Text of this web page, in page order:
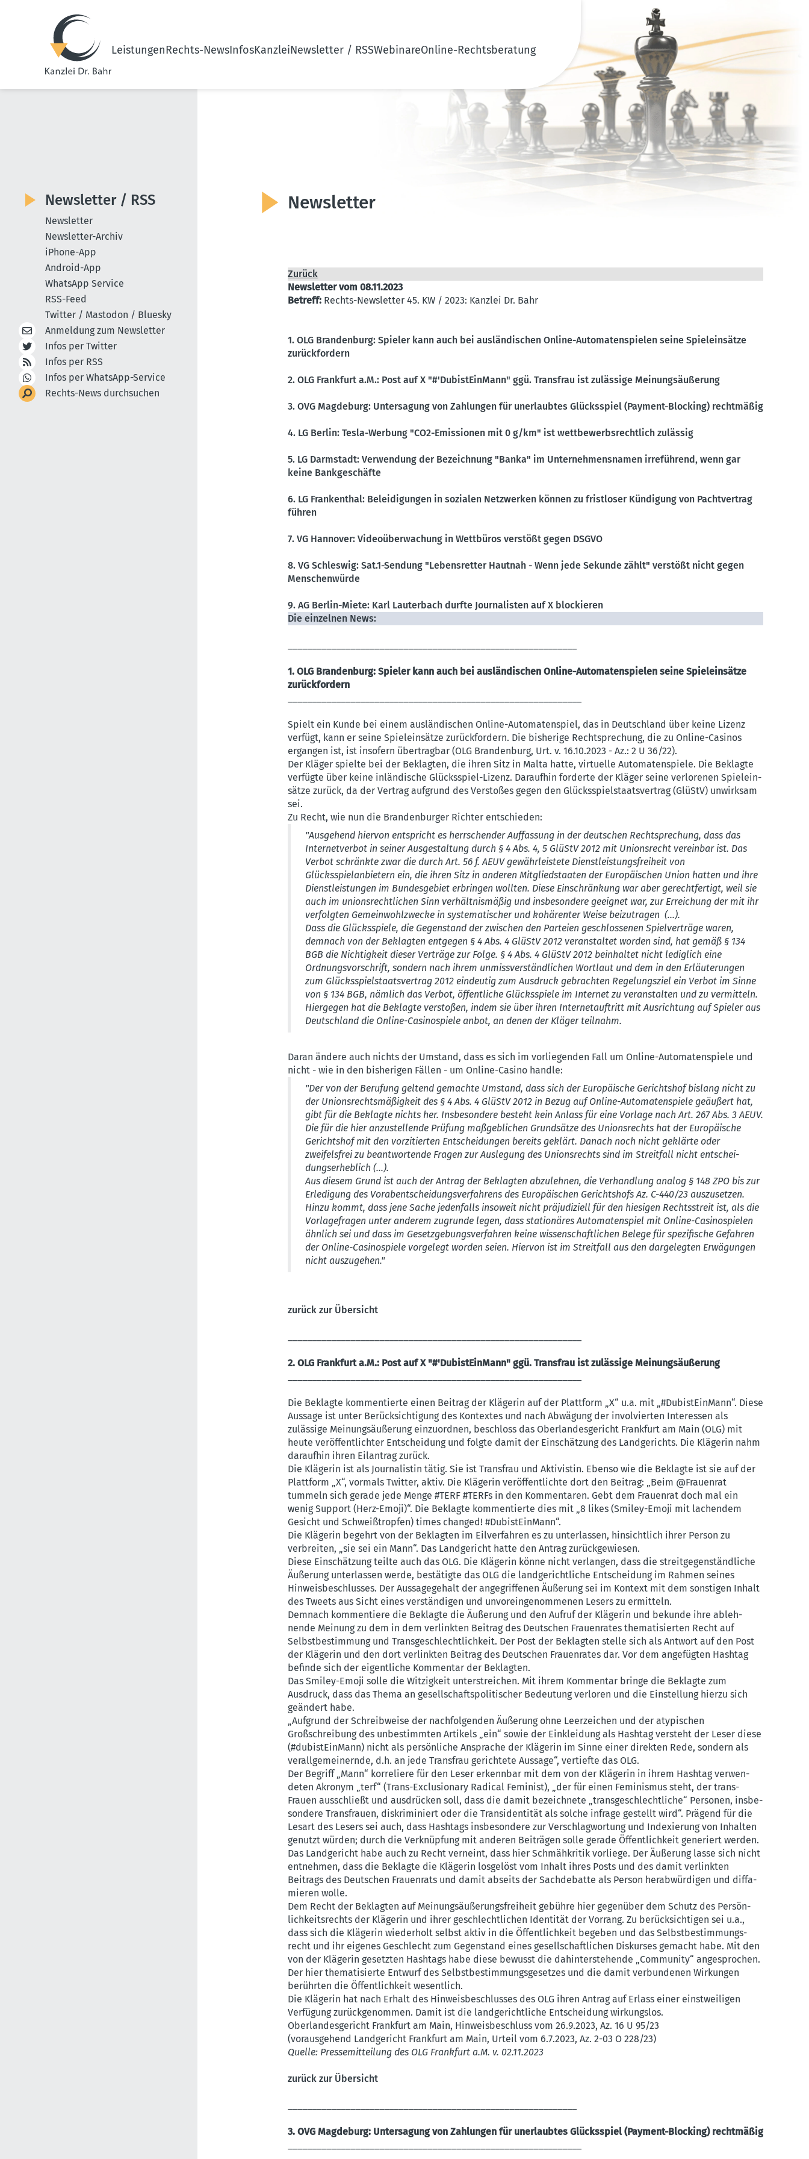
LeistungenRechts-NewsInfosKanzleiNewsletter / RSSWebinareOnline-Rechtsberatung
Newsletter
Zurück
Newsletter vom 08.11.2023
Betreff: Rechts-Newsletter 45. KW / 2023: Kanzlei Dr. Bahr
1. OLG Brandenburg: Spieler kann auch bei auslän­di­schen Online-Automa­ten­spielen seine Spiel­ein­sätze
zurück­fordern
2. OLG Frankfurt a.M.: Post auf X "#'Dubis­tEinMann" ggü. Transfrau ist zulässige Meinungs­äu­ßerung
3. OVG Magdeburg: Unter­sagung von Zahlungen für unerlaubtes Glücks­spiel (Payment-Blocking) recht­mäßig
4. LG Berlin: Tesla-Werbung "CO2-Emissionen mit 0 g/km" ist wettbe­werbs­rechtlich zulässig
5. LG Darmstadt: Verwendung der Bezeichnung "Banka" im Unter­neh­mens­namen irreführend, wenn gar
keine Bankge­schäfte
6. LG Frankenthal: Belei­di­gungen in sozialen Netzwerken können zu frist­loser Kündigung von Pacht­vertrag
führen
7. VG Hannover: Video­über­wa­chung in Wettbüros verstößt gegen DSGVO
8. VG Schleswig: Sat.1-Sendung "Lebens­retter Hautnah - Wenn jede Sekunde zählt" verstößt nicht gegen
Menschen­würde
9. AG Berlin-Miete: Karl Lauterbach durfte Journa­listen auf X blockieren
Die einzelnen News:
1. OLG Brandenburg: Spieler kann auch bei ausländischen Online-Automatenspielen seine Spieleinsätze
zurückfordern
Spielt ein Kunde bei einem ausländischen Online-Automatenspiel, das in Deutschland über keine Lizenz
verfügt, kann er seine Spieleinsätze zurückfordern. Die bisherige Rechtsprechung, die zu Online-Casinos
ergangen ist, ist insofern übertragbar (OLG Brandenburg, Urt. v. 16.10.2023 - Az.: 2 U 36/22).
Der Kläger spielte bei der Beklagten, die ihren Sitz in Malta hatte, virtuelle Automa­ten­spiele. Die Beklagte
verfügte über keine inlän­dische Glücks­spiel-Lizenz. Daraufhin forderte der Kläger seine verlo­renen Spiel­ein­
sätze zurück, da der Vertrag aufgrund des Verstoßes gegen den Glücks­spiel­staats­vertrag (GlüStV) unwirksam
sei.
Zu Recht, wie nun die Branden­burger Richter entschieden:
"Ausgehend hiervon entspricht es herrschender Auffassung in der deutschen Rechtsprechung, dass das
Internetverbot in seiner Ausgestaltung durch § 4 Abs. 4, 5 GlüStV 2012 mit Unionsrecht vereinbar ist. Das
Verbot schränkte zwar die durch Art. 56 f. AEUV gewährleistete Dienstleistungsfreiheit von
Glücksspielanbietern ein, die ihren Sitz in anderen Mitgliedstaaten der Europäischen Union hatten und ihre
Dienstleistungen im Bundesgebiet erbringen wollten. Diese Einschränkung war aber gerechtfertigt, weil sie
auch im unionsrechtlichen Sinn verhältnismäßig und insbesondere geeignet war, zur Erreichung der mit ihr
verfolgten Gemeinwohlzwecke in systematischer und kohärenter Weise beizutragen (...).
Dass die Glücks­spiele, die Gegen­stand der zwischen den Parteien geschlos­senen Spiel­ver­träge waren,
demnach von der Beklagten entgegen § 4 Abs. 4 GlüStV 2012 veran­staltet worden sind, hat gemäß § 134
BGB die Nichtigkeit dieser Verträge zur Folge. § 4 Abs. 4 GlüStV 2012 beinhaltet nicht lediglich eine
Ordnungs­vor­schrift, sondern nach ihrem unmiss­ver­ständ­lichen Wortlaut und dem in den Erläu­te­rungen
zum Glücks­spiel­staats­vertrag 2012 eindeutig zum Ausdruck gebrachten Regelungsziel ein Verbot im Sinne
von § 134 BGB, nämlich das Verbot, öffent­liche Glücks­spiele im Internet zu veran­stalten und zu vermitteln.
Hiergegen hat die Beklagte verstoßen, indem sie über ihren Inter­net­auf­tritt mit Ausrichtung auf Spieler aus
Deutschland die Online-Casino­spiele anbot, an denen der Kläger teilnahm.
Daran ändere auch nichts der Umstand, dass es sich im vorliegenden Fall um Online-Automatenspiele und
nicht - wie in den bisherigen Fällen - um Online-Casino handle:
"Der von der Berufung geltend gemachte Umstand, dass sich der Europäische Gerichtshof bislang nicht zu
der Unionsrechtsmäßigkeit des § 4 Abs. 4 GlüStV 2012 in Bezug auf Online-Automatenspiele geäußert hat,
gibt für die Beklagte nichts her. Insbesondere besteht kein Anlass für eine Vorlage nach Art. 267 Abs. 3 AEUV.
Die für die hier anzustel­lende Prüfung maßgeb­lichen Grund­sätze des Unions­rechts hat der Europäische
Gerichtshof mit den vorzi­tierten Entschei­dungen bereits geklärt. Danach noch nicht geklärte oder
zweifelsfrei zu beant­wor­tende Fragen zur Auslegung des Unions­rechts sind im Streitfall nicht entschei­
dungs­er­heblich (...).
Aus diesem Grund ist auch der Antrag der Beklagten abzulehnen, die Verhandlung analog § 148 ZPO bis zur
Erledigung des Vorab­ent­schei­dungs­ver­fahrens des Europäi­schen Gerichtshofs Az. C-440/23 auszu­setzen.
Hinzu kommt, dass jene Sache jeden­falls insoweit nicht präju­di­ziell für den hiesigen Rechts­streit ist, als die
Vorla­ge­fragen unter anderem zugrunde legen, dass statio­näres Automa­ten­spiel mit Online-Casino­spielen
ähnlich sei und dass im Gesetz­ge­bungs­ver­fahren keine wissen­schaft­lichen Belege für spezi­fische Gefahren
der Online-Casino­spiele vorgelegt worden seien. Hiervon ist im Streitfall aus den darge­legten Erwägungen
nicht auszu­gehen."
zurück zur Übersicht
2. OLG Frankfurt a.M.: Post auf X "#'DubistEinMann" ggü. Transfrau ist zulässige Meinungsäußerung
Die Beklagte kommentierte einen Beitrag der Klägerin auf der Plattform „X“ u.a. mit „#DubistEinMann“. Diese
Aussage ist unter Berücksichtigung des Kontextes und nach Abwägung der involvierten Interessen als
zulässige Meinungsäußerung einzuordnen, beschloss das Oberlandesgericht Frankfurt am Main (OLG) mit
heute veröffentlichter Entscheidung und folgte damit der Einschätzung des Landgerichts. Die Klägerin nahm
daraufhin ihren Eilantrag zurück.
Die Klägerin ist als Journa­listin tätig. Sie ist Transfrau und Aktivistin. Ebenso wie die Beklagte ist sie auf der
Plattform „X“, vormals Twitter, aktiv. Die Klägerin veröf­fent­lichte dort den Beitrag: „Beim @Frauenrat
tummeln sich gerade jede Menge #TERF #TERFs in den Kommen­taren. Gebt dem Frauenrat doch mal ein
wenig Support (Herz-Emoji)“. Die Beklagte kommen­tierte dies mit „8 likes (Smiley-Emoji mit lachendem
Gesicht und Schwei­ß­tropfen) times changed! #Dubis­tEinMann“.
Die Klägerin begehrt von der Beklagten im Eilver­fahren es zu unter­lassen, hinsichtlich ihrer Person zu
verbreiten, „sie sei ein Mann“. Das Landge­richt hatte den Antrag zurück­ge­wiesen.
Diese Einschätzung teilte auch das OLG. Die Klägerin könne nicht verlangen, dass die streit­ge­gen­ständ­liche
Äußerung unter­lassen werde, bestä­tigte das OLG die landge­richt­liche Entscheidung im Rahmen seines
Hinweis­be­schlusses. Der Aussa­ge­gehalt der angegrif­fenen Äußerung sei im Kontext mit dem sonstigen Inhalt
des Tweets aus Sicht eines verstän­digen und unvor­ein­ge­nom­menen Lesers zu ermitteln.
Demnach kommen­tiere die Beklagte die Äußerung und den Aufruf der Klägerin und bekunde ihre ableh­
nende Meinung zu dem in dem verlinkten Beitrag des Deutschen Frauen­rates thema­ti­sierten Recht auf
Selbst­be­stimmung und Trans­ge­schlecht­lichkeit. Der Post der Beklagten stelle sich als Antwort auf den Post
der Klägerin und den dort verlinkten Beitrag des Deutschen Frauen­rates dar. Vor dem angefügten Hashtag
befinde sich der eigent­liche Kommentar der Beklagten.
Das Smiley-Emoji solle die Witzigkeit unter­streichen. Mit ihrem Kommentar bringe die Beklagte zum
Ausdruck, dass das Thema an gesell­schafts­po­li­ti­scher Bedeutung verloren und die Einstellung hierzu sich
geändert habe.
„Aufgrund der Schreib­weise der nachfol­genden Äußerung ohne Leerzeichen und der atypi­schen
Großschreibung des unbestimmten Artikels „ein“ sowie der Einkleidung als Hashtag versteht der Leser diese
(#dubis­tEinMann) nicht als persön­liche Ansprache der Klägerin im Sinne einer direkten Rede, sondern als
verall­ge­mei­nernde, d.h. an jede Transfrau gerichtete Aussage“, vertiefte das OLG.
Der Begriff „Mann“ korre­liere für den Leser erkennbar mit dem von der Klägerin in ihrem Hashtag verwen­
deten Akronym „terf“ (Trans-Exclu­sionary Radical Feminist), „der für einen Feminismus steht, der trans­
Frauen ausschließt und ausdrücken soll, dass die damit bezeichnete „trans­ge­schlecht­liche“ Personen, insbe­
sondere Trans­frauen, diskri­mi­niert oder die Trans­iden­tität als solche infrage gestellt wird“. Prägend für die
Lesart des Lesers sei auch, dass Hashtags insbe­sondere zur Verschlag­wortung und Indexierung von Inhalten
genutzt würden; durch die Verknüpfung mit anderen Beiträgen solle gerade Öffent­lichkeit generiert werden.
Das Landge­richt habe auch zu Recht verneint, dass hier Schmäh­kritik vorliege. Der Äußerung lasse sich nicht
entnehmen, dass die Beklagte die Klägerin losgelöst vom Inhalt ihres Posts und des damit verlinkten
Beitrags des Deutschen Frauenrats und damit abseits der Sachde­batte als Person herab­wür­digen und diffa­
mieren wolle.
Dem Recht der Beklagten auf Meinungs­äu­ße­rungs­freiheit gebühre hier gegenüber dem Schutz des Persön­
lich­keits­rechts der Klägerin und ihrer geschlecht­lichen Identität der Vorrang. Zu berück­sich­tigen sei u.a.,
dass sich die Klägerin wiederholt selbst aktiv in die Öffent­lichkeit begeben und das Selbst­be­stim­mungs­
recht und ihr eigenes Geschlecht zum Gegen­stand eines gesell­schaft­lichen Diskurses gemacht habe. Mit den
von der Klägerin gesetzten Hashtags habe diese bewusst die dahin­ter­ste­hende „Community“ angesprochen.
Der hier thema­ti­sierte Entwurf des Selbst­be­stim­mungs­ge­setzes und die damit verbun­denen Wirkungen
berührten die Öffent­lichkeit wesentlich.
Die Klägerin hat nach Erhalt des Hinweis­be­schlusses des OLG ihren Antrag auf Erlass einer einst­wei­ligen
Verfügung zurück­ge­nommen. Damit ist die landge­richt­liche Entscheidung wirkungslos.
Oberlan­des­ge­richt Frankfurt am Main, Hinweis­be­schluss vom 26.9.2023, Az. 16 U 95/23
(voraus­gehend Landge­richt Frankfurt am Main, Urteil vom 6.7.2023, Az. 2-03 O 228/23)
Quelle: Presse­mit­teilung des OLG Frankfurt a.M. v. 02.11.2023
zurück zur Übersicht
3. OVG Magdeburg: Unter­sagung von Zahlungen für unerlaubtes Glücks­spiel (Payment-Blocking) recht­mäßig
Newsletter / RSS
Newsletter
Newsletter-Archiv
iPhone-App
Android-App
WhatsApp Service
RSS-Feed
Twitter / Mastodon / Bluesky
Anmeldung zum Newsletter
Infos per Twitter
Infos per RSS
Infos per WhatsApp-Service
Rechts-News durchsuchen